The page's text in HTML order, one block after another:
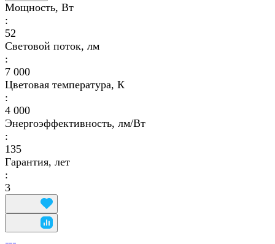
Мощность, Вт
:
52
Световой поток, лм
:
7 000
Цветовая температура, К
:
4 000
Энергоэффективность, лм/Вт
:
135
Гарантия, лет
:
3